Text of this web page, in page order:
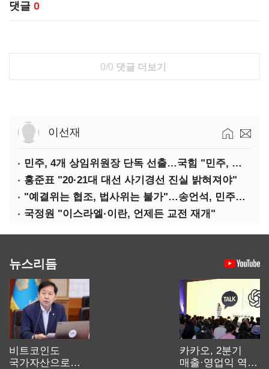
댓글 0
0/0 댓글 더보기
이선재
민주, 4개 상임위원장 단독 선출…국힘 "민주, 협치 무너뜨려"
홍준표 "20·21대 대선 사기경선 진실 밝혀져야"
"예결위는 협조, 법사위는 불가"…송언석, 민주당 압박
국정원 "이스라엘·이란, 언제든 교전 재개"
뉴스리듬
비트코인도
국가자산으로…'
카카오, 2분기
매출·영업익 역대